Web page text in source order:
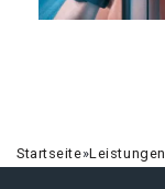
Startseite»Leistungen